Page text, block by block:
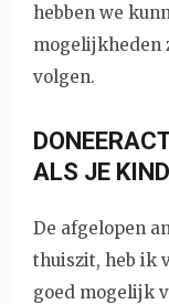
hebben we
mogelijkheden
volgen.
ALS JE
De afgelopen
thuiszit, heb ik
goed mogelijk